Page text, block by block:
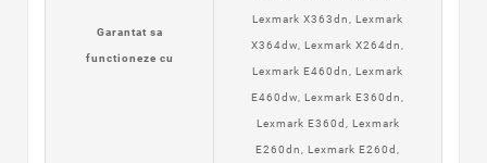
Garantat sa
functioneze cu
Lexmark X363dn, Lexmark
X364dw, Lexmark X264dn,
Lexmark E460dn, Lexmark
E460dw, Lexmark E360dn,
Lexmark E360d, Lexmark
E260dn, Lexmark E260d,